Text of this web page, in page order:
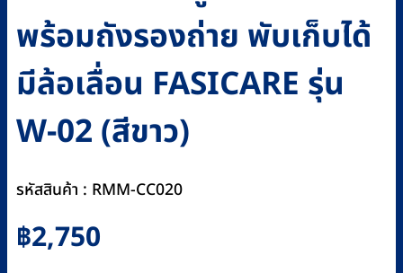
พร้อมถังรองถ่าย พับเก็บได้
มีล้อเลื่อน FASICARE รุ่น
W-02 (สีขาว)
รหัสสินค้า : RMM-CC020
฿2,750